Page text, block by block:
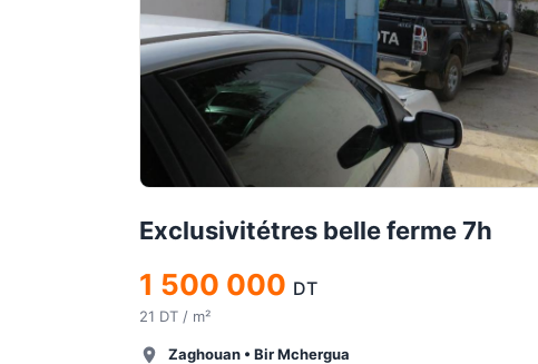
Exclusivitétres belle ferme 7h
1 500 000 DT
21 DT / m²
Zaghouan• Bir Mchergua